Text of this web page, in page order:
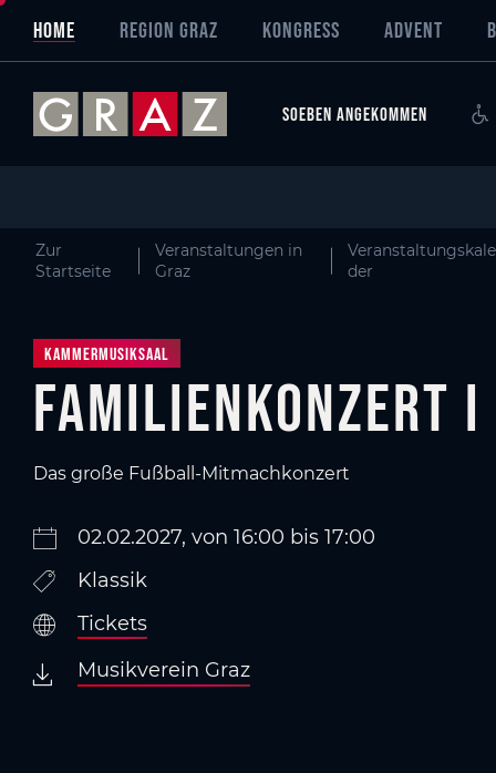
Skip to main content
Skip to table of contents
Skip to main navigation
Overview of All Content
Familienkonzert I ANPFIFF!
Details
HOME REGION GRAZ KONGRESS ADVENT
SOEBEN ANGEKOMMEN
Zur
Startseite
Veranstaltungen in
Graz
der
Kammermusiksaal
Familienkonzert I
Das große Fußball-Mitmachkonzert
02.02.2027, von 16:00 bis 17:00
Klassik
Tickets
Musikverein Graz